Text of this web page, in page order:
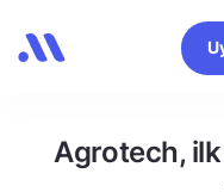
Agrotech, ilk